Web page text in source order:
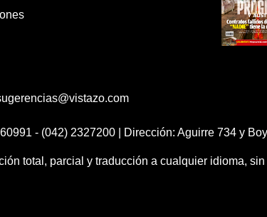
- (042) 2327200 | Dirección: Aguirre 734 y
total, parcial y traducción a cualquier idioma,